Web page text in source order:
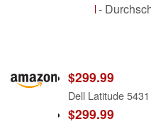
-
$299.99
$299.99